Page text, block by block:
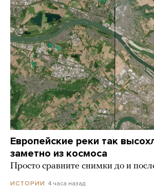
Европейские реки так
заметно из космоса
Просто сравните снимки до и
ИСТОРИИ 4 часа назад